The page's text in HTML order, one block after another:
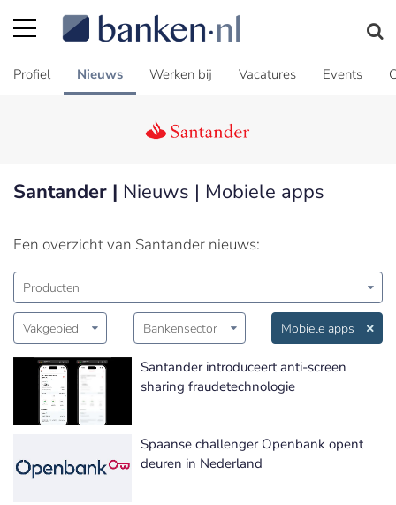
Profiel Nieuws Werken bij Vacatures Events
Santander | Nieuws | Mobiele apps
Een overzicht van Santander nieuws:
Producten
Vakgebied Bankensector Mobiele apps
Santander introduceert anti-screen
sharing fraudetechnologie
Spaanse challenger Openbank opent
deuren in Nederland